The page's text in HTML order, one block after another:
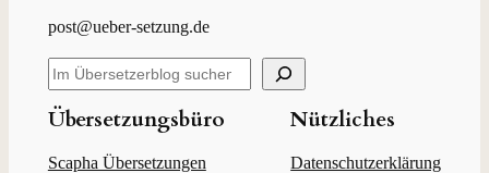
post@ueber-setzung.de
S
u
c
e
Übersetzungsbüro
Scapha Übersetzungen
Nützliches
Datenschutzerklärung